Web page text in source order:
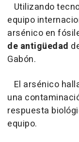
Utilizando
equipo
arsénico en
de antigüedad
Gabón.
El arsénico
una
respuesta
equipo.